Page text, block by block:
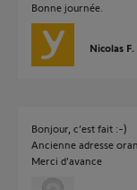
Bonne journée.
Nicolas F.
Bonjour, c’est fait :-)
Ancienne adresse
Merci d’avance